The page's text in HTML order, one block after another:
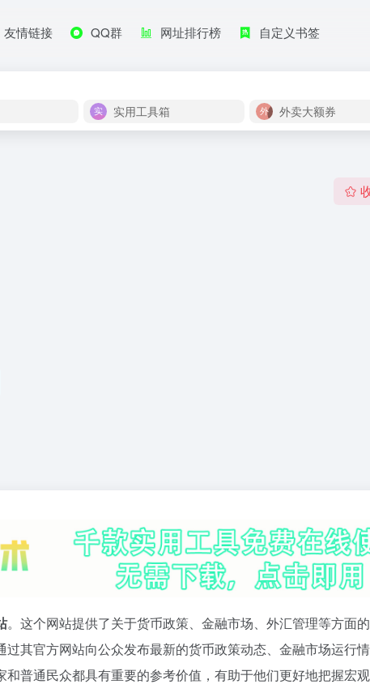
友情链接 QQ群 网址排行榜 自定义书签
实用工具箱 外卖大额券
。这个网站提供了关于货币政策、金融市场、外汇管理等方面
其官方网站向公众发布最新的货币政策动态、金融市场运行
普通民众都具有重要的参考价值，有助于他们更好地把握宏